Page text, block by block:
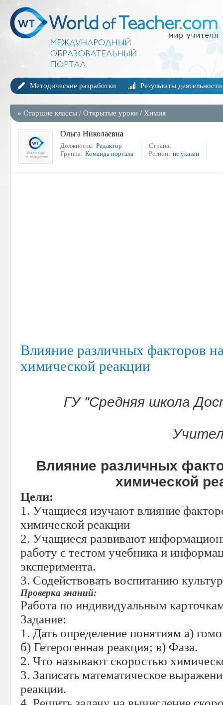
Методические разработки Результаты деятельности
» Старшие классы / Открытые уроки / Химия
Ольга Николаевна
Должность: Редактор
Группа: Команда портала
Страна:
Регион: не указан
Влияние различных факторов
химической реакции
ГУ "Средняя школа
Влияние различных
химической
Цели:
1. Учащиеся изучают влияние
химической реакции
2. Учащиеся развивают
работу с тестом учебника и
эксперимента.
3. Содействовать воспитанию
Проверка знаний:
Работа по индивидуальным
Задание:
1. Дать определение понятиям а)
б) Гетерогенная реакция; в) Фаза.
2. Что называют скоростью
3. Записать математическое
реакции.